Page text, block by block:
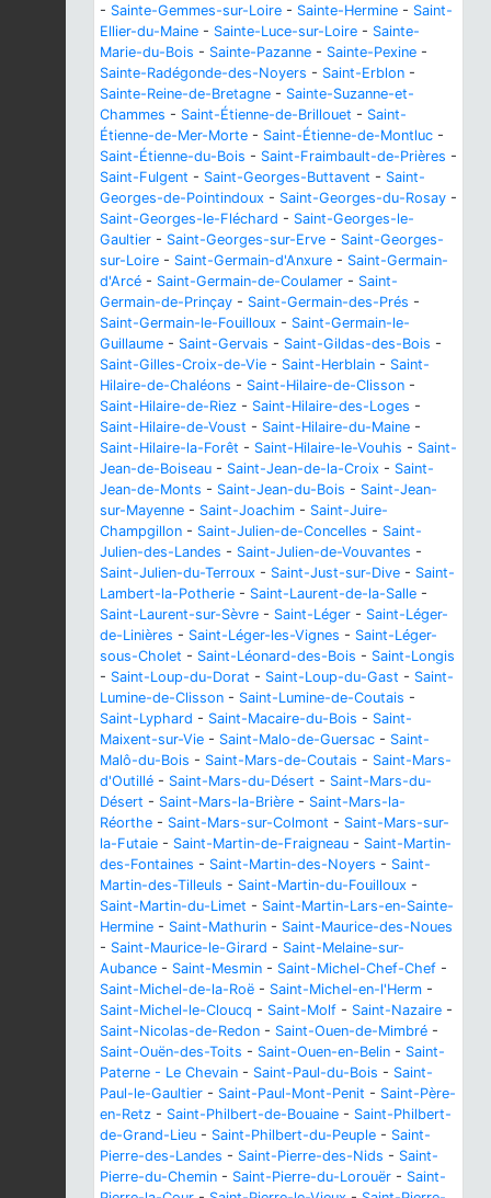
- Sainte-Gemmes-sur-Loire - Sainte-Hermine - Saint-
Ellier-du-Maine - Sainte-Luce-sur-Loire - Sainte-
Marie-du-Bois - Sainte-Pazanne - Sainte-Pexine -
Sainte-Radégonde-des-Noyers - Saint-Erblon -
Sainte-Reine-de-Bretagne - Sainte-Suzanne-et-
Chammes - Saint-Étienne-de-Brillouet - Saint-
Étienne-de-Mer-Morte - Saint-Étienne-de-Montluc -
Saint-Étienne-du-Bois - Saint-Fraimbault-de-Prières -
Saint-Fulgent - Saint-Georges-Buttavent - Saint-
Georges-de-Pointindoux - Saint-Georges-du-Rosay -
Saint-Georges-le-Fléchard - Saint-Georges-le-
Gaultier - Saint-Georges-sur-Erve - Saint-Georges-
sur-Loire - Saint-Germain-d'Anxure - Saint-Germain-
d'Arcé - Saint-Germain-de-Coulamer - Saint-
Germain-de-Prinçay - Saint-Germain-des-Prés -
Saint-Germain-le-Fouilloux - Saint-Germain-le-
Guillaume - Saint-Gervais - Saint-Gildas-des-Bois -
Saint-Gilles-Croix-de-Vie - Saint-Herblain - Saint-
Hilaire-de-Chaléons - Saint-Hilaire-de-Clisson -
Saint-Hilaire-de-Riez - Saint-Hilaire-des-Loges -
Saint-Hilaire-de-Voust - Saint-Hilaire-du-Maine -
Saint-Hilaire-la-Forêt - Saint-Hilaire-le-Vouhis - Saint-
Jean-de-Boiseau - Saint-Jean-de-la-Croix - Saint-
Jean-de-Monts - Saint-Jean-du-Bois - Saint-Jean-
sur-Mayenne - Saint-Joachim - Saint-Juire-
Champgillon - Saint-Julien-de-Concelles - Saint-
Julien-des-Landes - Saint-Julien-de-Vouvantes -
Saint-Julien-du-Terroux - Saint-Just-sur-Dive - Saint-
Lambert-la-Potherie - Saint-Laurent-de-la-Salle -
Saint-Laurent-sur-Sèvre - Saint-Léger - Saint-Léger-
de-Linières - Saint-Léger-les-Vignes - Saint-Léger-
sous-Cholet - Saint-Léonard-des-Bois - Saint-Longis
- Saint-Loup-du-Dorat - Saint-Loup-du-Gast - Saint-
Lumine-de-Clisson - Saint-Lumine-de-Coutais -
Saint-Lyphard - Saint-Macaire-du-Bois - Saint-
Maixent-sur-Vie - Saint-Malo-de-Guersac - Saint-
Malô-du-Bois - Saint-Mars-de-Coutais - Saint-Mars-
d'Outillé - Saint-Mars-du-Désert - Saint-Mars-du-
Désert - Saint-Mars-la-Brière - Saint-Mars-la-
Réorthe - Saint-Mars-sur-Colmont - Saint-Mars-sur-
la-Futaie - Saint-Martin-de-Fraigneau - Saint-Martin-
des-Fontaines - Saint-Martin-des-Noyers - Saint-
Martin-des-Tilleuls - Saint-Martin-du-Fouilloux -
Saint-Martin-du-Limet - Saint-Martin-Lars-en-Sainte-
Hermine - Saint-Mathurin - Saint-Maurice-des-Noues
- Saint-Maurice-le-Girard - Saint-Melaine-sur-
Aubance - Saint-Mesmin - Saint-Michel-Chef-Chef -
Saint-Michel-de-la-Roë - Saint-Michel-en-l'Herm -
Saint-Michel-le-Cloucq - Saint-Molf - Saint-Nazaire -
Saint-Nicolas-de-Redon - Saint-Ouen-de-Mimbré -
Saint-Ouën-des-Toits - Saint-Ouen-en-Belin - Saint-
Paterne - Le Chevain - Saint-Paul-du-Bois - Saint-
Paul-le-Gaultier - Saint-Paul-Mont-Penit - Saint-Père-
en-Retz - Saint-Philbert-de-Bouaine - Saint-Philbert-
de-Grand-Lieu - Saint-Philbert-du-Peuple - Saint-
Pierre-des-Landes - Saint-Pierre-des-Nids - Saint-
Pierre-du-Chemin - Saint-Pierre-du-Lorouër - Saint-